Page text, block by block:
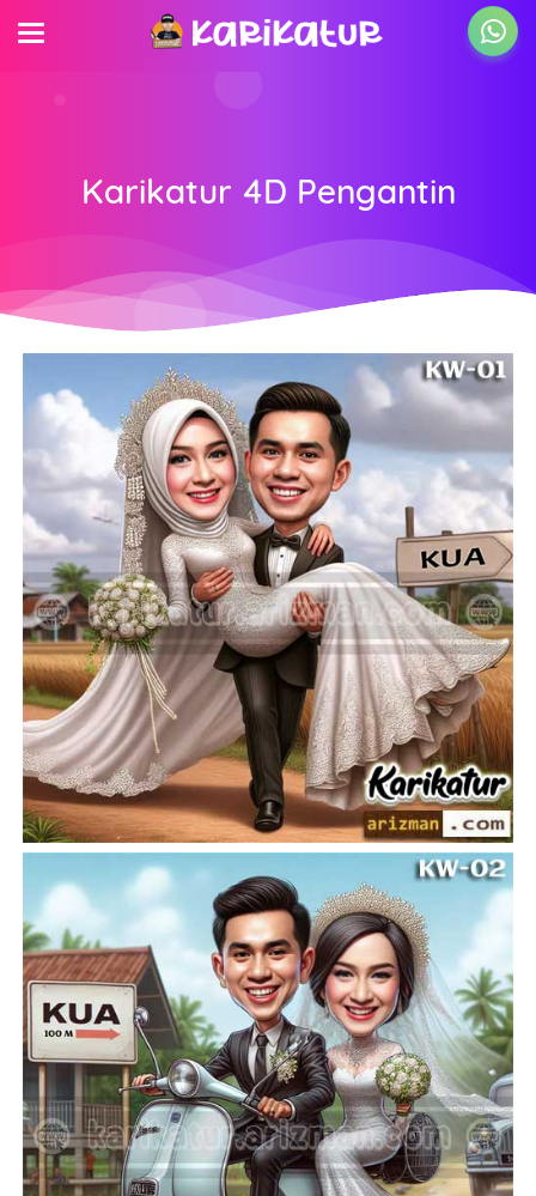
Karikatur 4D Pengantin